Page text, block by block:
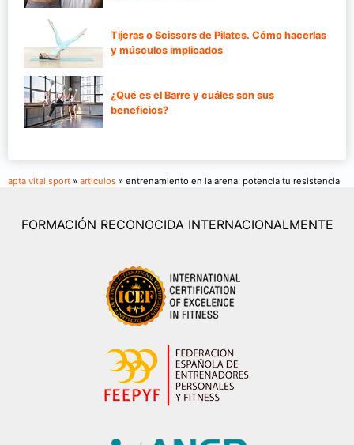
Tijeras o Scissors de Pilates. Cómo hacerlas
y músculos implicados
¿Qué es el Barre y cuáles son sus
beneficios?
apta vital sport » articulos » entrenamiento en la arena: potencia tu resistencia
FORMACIÓN RECONOCIDA INTERNACIONALMENTE